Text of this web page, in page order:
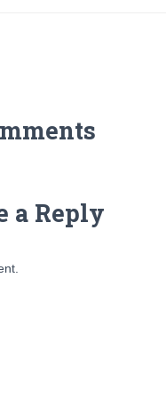
a Reply